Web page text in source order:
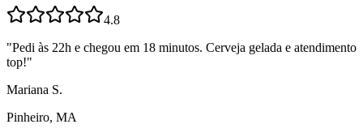
4.8
"Pedi às 22h e chegou em 18 minutos. Cerveja gelada e atendimento
top!"
Mariana S.
Pinheiro, MA